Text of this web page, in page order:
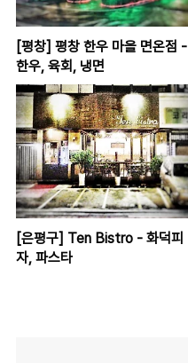
[평창] 평창 한우 마을 면온점 -
한우, 육회, 냉면
[은평구] Ten Bistro - 화덕피
자, 파스타